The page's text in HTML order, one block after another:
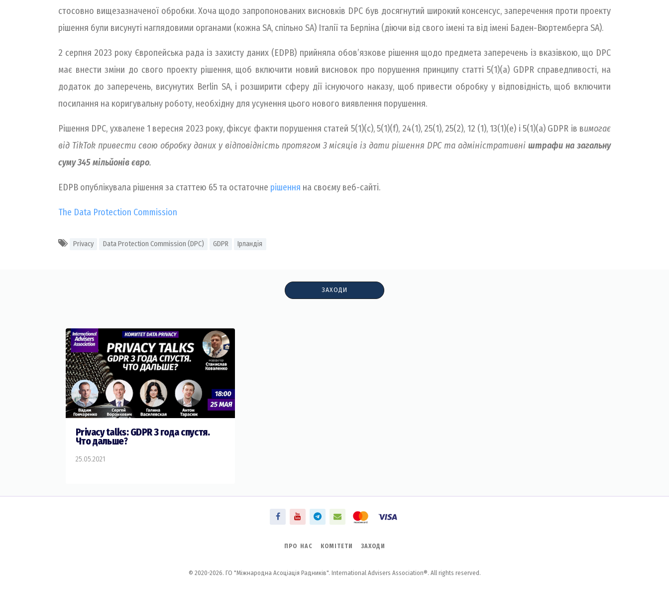
стосовно вищезазначеної обробки. Хоча щодо запропонованих висновків DPC був досягнутий широкий консенсус, заперечення проти проекту
рішення були висунуті наглядовими органами (кожна SA, спільно SA) Італії та Берліна (діючи від свого імені та від імені Баден-Вюртемберга SA).
2 серпня 2023 року Європейська рада із захисту даних (EDPB) прийняла обов’язкове рішення щодо предмета заперечень із вказівкою, що DPC
має внести зміни до свого проекту рішення, щоб включити новий висновок про порушення принципу статті 5(1)(a) GDPR справедливості, на
додаток до заперечень, висунутих Berlin SA, і розширити сферу дії існуючого наказу, щоб привести обробку у відповідність, щоб включити
посилання на коригувальну роботу, необхідну для усунення цього нового виявлення порушення.
Рішення DPC, ухвалене 1 вересня 2023 року, фіксує факти порушення статей 5(1)(c), 5(1)(f), 24(1), 25(1), 25(2), 12 (1), 13(1)(e) і 5(1)(a) GDPR ів вимогає
від TikTok привести свою обробку даних у відповідність протягом 3 місяців із дати рішення DPC та адміністративніштрафи на загальну
суму 345 мільйонів євро.
EDPB опублікувала рішення за статтею 65 та остаточне рішення на своєму веб-сайті.
The Data Protection Commission
Privacy Data Protection Commission (DPC) GDPR Ірландія
ЗАХОДИ
Privacy talks: GDPR 3 года спустя.
Что дальше?
25.05.2021
ПРО НАС КОМІТЕТИ ЗАХОДИ
© 2020-2026. ГО "Міжнародна Асоціація Радників". International Advisers Association®. All rights reserved.